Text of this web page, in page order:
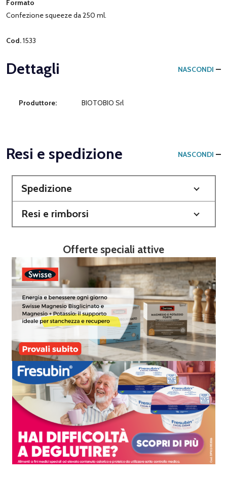
Formato
Confezione squeeze da 250 ml.
Cod.1533
Dettagli NASCONDI
Produttore: BIOTOBIO Srl
Resi e spedizione NASCONDI
Spedizione
Resi e rimborsi
Offerte speciali attive